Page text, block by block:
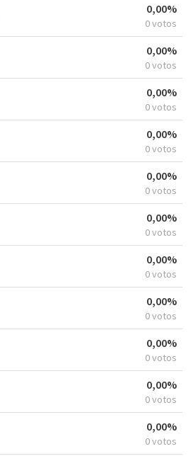
0,00%
0 votos
0,00%
0 votos
0,00%
0 votos
0,00%
0 votos
0,00%
0 votos
0,00%
0 votos
0,00%
0 votos
0,00%
0 votos
0,00%
0 votos
0,00%
0 votos
0,00%
0 votos